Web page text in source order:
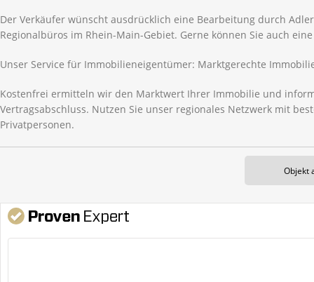
Der Verkäufer wünscht ausdrücklich eine Bearbeitung durch
Regionalbüros im Rhein-Main-Gebiet. Gerne können Sie auch
Unser Service für Immobilieneigentümer: Marktgerechte
Kostenfrei ermitteln wir den Marktwert Ihrer Immobilie und
Vertragsabschluss. Nutzen Sie unser regionales Netzwerk mit
Privatpersonen.